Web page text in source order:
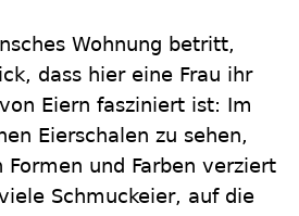
Wohnung betritt,
dass hier eine Frau ihr
Eiern fasziniert ist: Im
Eierschalen zu sehen,
und Farben verziert
Schmuckeier, auf die